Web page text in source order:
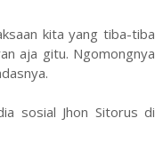
kita yang tiba-tiba
aja gitu. Ngomongnya
sosial Jhon Sitorus di